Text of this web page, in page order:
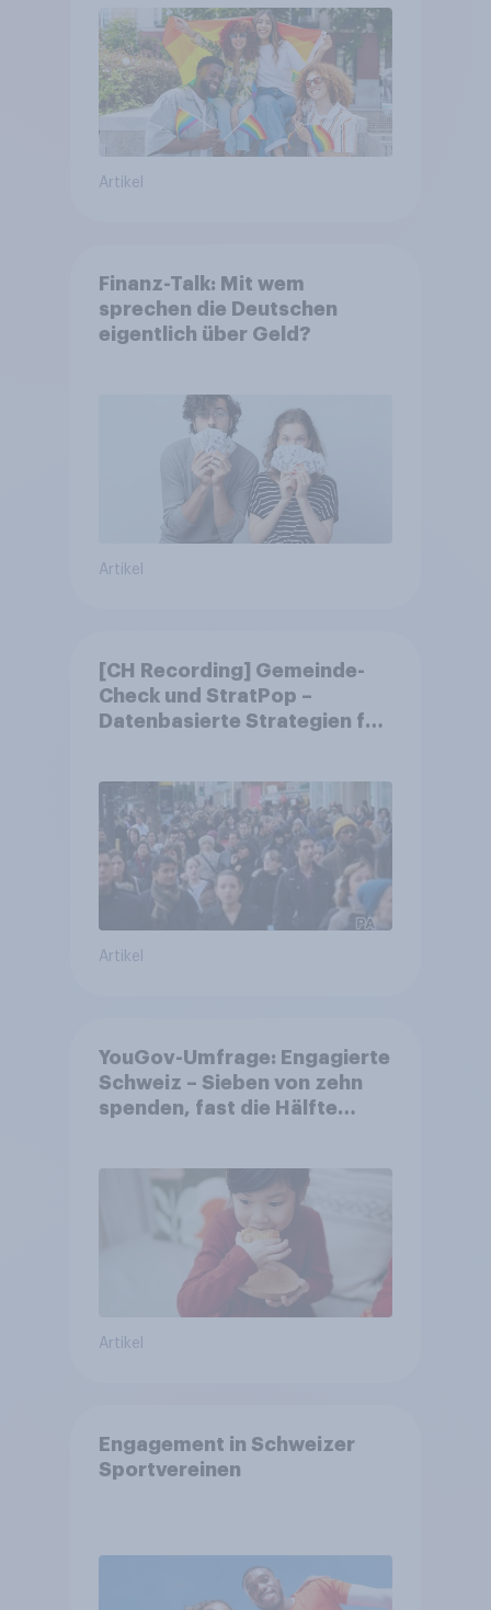
Artikel
Finanz-Talk: Mit wem
sprechen die Deutschen
eigentlich über Geld?
Artikel
[CH Recording] Gemeinde-
Check und StratPop –
Datenbasierte Strategien für
Artikel
YouGov-Umfrage: Engagierte
Schweiz – Sieben von zehn
spenden, fast die Hälfte
Artikel
Engagement in Schweizer
Sportvereinen